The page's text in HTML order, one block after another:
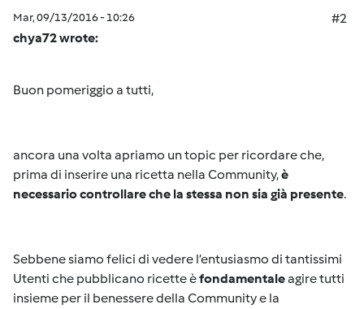
Mar, 09/13/2016 - 10:26
#2
chya72 wrote:
Buon pomeriggio a tutti,
ancora una volta apriamo un topic per ricordare che,
prima di inserire una ricetta nella Community,è
necessario controllare che la stessa non sia già presente.
Sebbene siamo felici di vedere l’entusiasmo di tantissimi
Utenti che pubblicano ricette èfondamentaleagire tutti
insieme per il benessere della Community e la